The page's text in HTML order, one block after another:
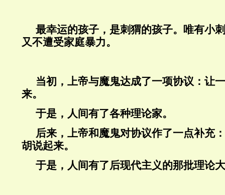
最幸运的孩子，是刺猬的孩子。唯有小
又不遭受家庭暴力。
当初，上帝与魔鬼达成了一项协议：让
来。
于是，人间有了各种理论家。
后来，上帝和魔鬼对协议作了一点补充
胡说起来。
于是，人间有了后现代主义的那批理论